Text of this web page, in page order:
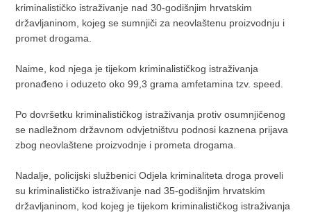
kriminalističko istraživanje nad 30-godišnjim hrvatskim
državljaninom, kojeg se sumnjiči za neovlaštenu proizvodnju i
promet drogama.
Naime, kod njega je tijekom kriminalističkog istraživanja
pronađeno i oduzeto oko 99,3 grama amfetamina tzv. speed.
Po dovršetku kriminalističkog istraživanja protiv osumnjičenog
se nadležnom državnom odvjetništvu podnosi kaznena prijava
zbog neovlaštene proizvodnje i prometa drogama.
Nadalje, policijski službenici Odjela kriminaliteta droga proveli
su kriminalističko istraživanje nad 35-godišnjim hrvatskim
državljaninom, kod kojeg je tijekom kriminalističkog istraživanja